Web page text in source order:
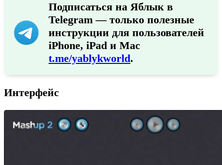
Подписаться на Яблык в
Telegram — только полезные
инструкции для пользователей
iPhone, iPad и Mac
t.me/yablykworld.
Интерфейс